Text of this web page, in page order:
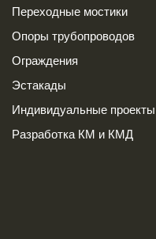
Переходные мостики
Опоры трубопроводов
Ограждения
Эстакады
Индивидуальные проекты
Разработка КМ и КМД